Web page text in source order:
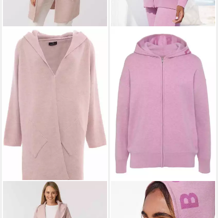
ZWILLINGSHERZ
Strickjacke Langarm,
bequem, Taschen, One Size,
Strickjacke aus
hochwertigen Strick und